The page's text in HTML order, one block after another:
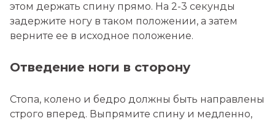
этом держать спину прямо. На 2-3 секунды
задержите ногу в таком положении, а затем
верните ее в исходное положение.
Отведение ноги в сторону
Стопа, колено и бедро должны быть направлены
строго вперед. Выпрямите спину и медленно,